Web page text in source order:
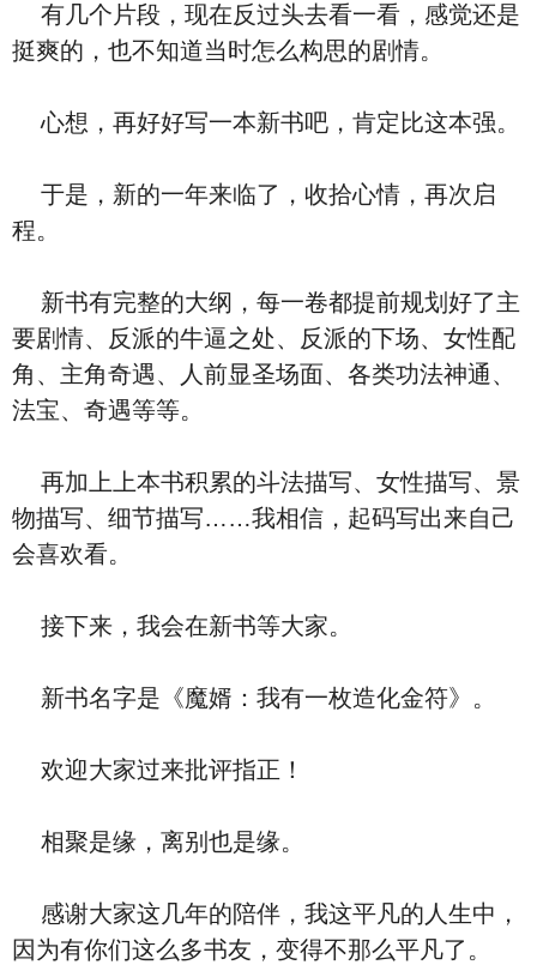
有几个片段，现在反过头去看一看，感觉还是
挺爽的，也不知道当时怎么构思的剧情。
心想，再好好写一本新书吧，肯定比这本强。
于是，新的一年来临了，收拾心情，再次启
程。
新书有完整的大纲，每一卷都提前规划好了主
要剧情、反派的牛逼之处、反派的下场、女性配
角、主角奇遇、人前显圣场面、各类功法神通、
法宝、奇遇等等。
再加上上本书积累的斗法描写、女性描写、景
物描写、细节描写……我相信，起码写出来自己
会喜欢看。
接下来，我会在新书等大家。
新书名字是《魔婿：我有一枚造化金符》。
欢迎大家过来批评指正！
相聚是缘，离别也是缘。
感谢大家这几年的陪伴，我这平凡的人生中，
因为有你们这么多书友，变得不那么平凡了。